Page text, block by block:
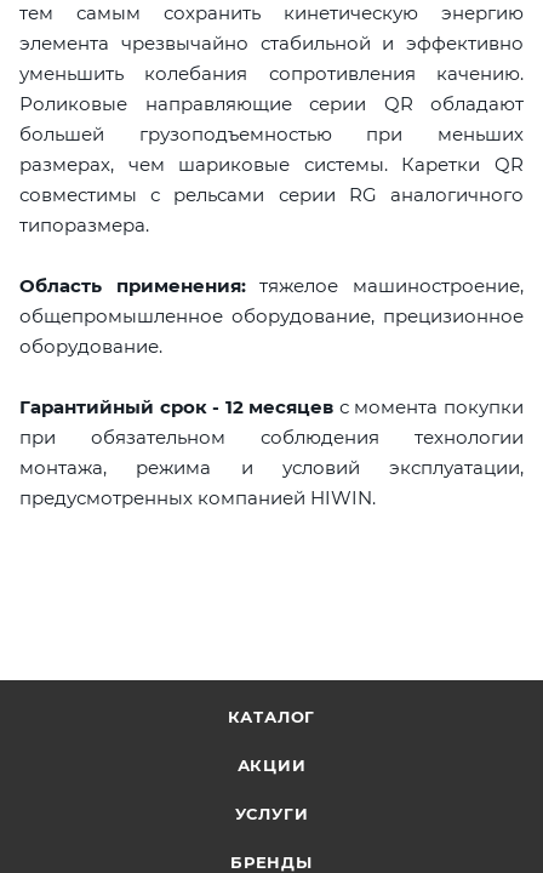
тем самым сохранить кинетическую энергию
элемента чрезвычайно стабильной и эффективно
уменьшить колебания сопротивления качению.
Роликовые направляющие серии QR обладают
большей грузоподъемностью при меньших
размерах, чем шариковые системы. Каретки QR
совместимы с рельсами серии RG аналогичного
типоразмера.
Область применения:тяжелое машиностроение,
общепромышленное оборудование, прецизионное
оборудование.
Гарантийный срок - 12 месяцев с момента покупки
при обязательном соблюдения технологии
монтажа, режима и условий эксплуатации,
предусмотренных компанией HIWIN.
КАТАЛОГ
АКЦИИ
УСЛУГИ
БРЕНДЫ